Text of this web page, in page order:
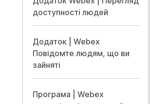
доступності людей
Додаток | Webex
Повідомте людям, що ви
зайняті
Програма | Webex